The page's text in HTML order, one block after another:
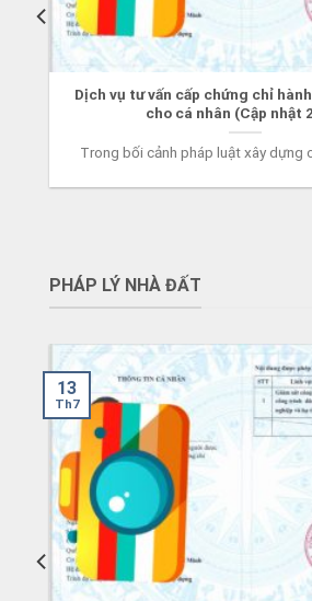
Dịch vụ tư vấn cấp chứng chỉ
cho cá nhân (Cập nhật
Trong bối cảnh pháp luật xây dựng
PHÁP LÝ NHÀ ĐẤT
13
Th7